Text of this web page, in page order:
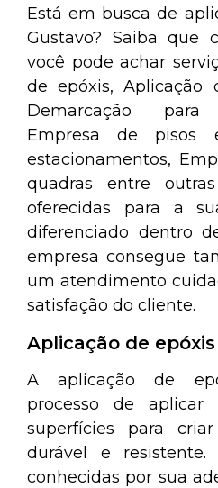
Está em busca de
Gustavo? Saiba que
você pode achar
de epóxis, Aplicação
Demarcação para
Empresa de pisos
estacionamentos,
quadras entre
oferecidas para a
diferenciado dentro
empresa consegue
um atendimento
satisfação do cliente.
Aplicação de epóxis
A aplicação de
processo de aplicar
superfícies para
durável e resistente.
conhecidas por sua